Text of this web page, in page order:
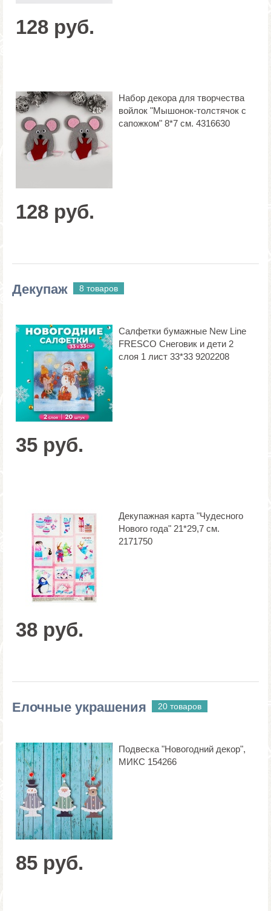
128 руб.
Набор декора для творчества
войлок "Мышонок-толстячок с
сапожком" 8*7 см. 4316630
128 руб.
Декупаж 8 товаров
Салфетки бумажные New Line
FRESCO Снеговик и дети 2
слоя 1 лист 33*33 9202208
35 руб.
Декупажная карта "Чудесного
Нового года" 21*29,7 см.
2171750
38 руб.
Елочные украшения 20 товаров
Подвеска "Новогодний декор",
МИКС 154266
85 руб.